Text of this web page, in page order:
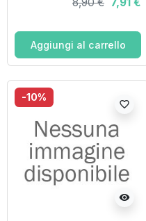
8,90 € 7,91 €
Aggiungi al carrello
-10%
visibility
favorite_border